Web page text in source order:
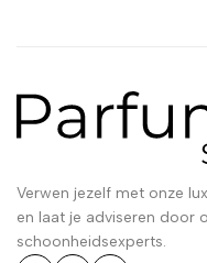
Verwen jezelf met onze
en laat je adviseren door
schoonheidsexperts.